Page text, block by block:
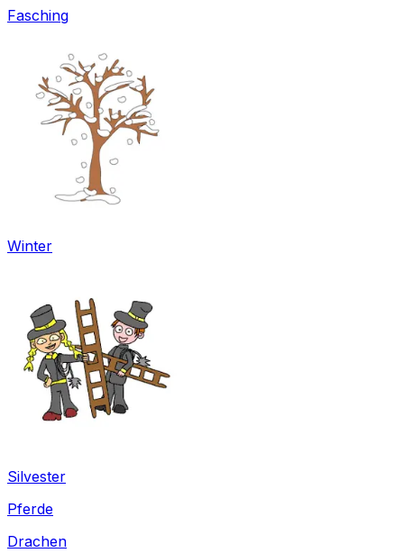
Fasching
Winter
Silvester
Pferde
Drachen